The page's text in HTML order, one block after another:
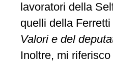
lavoratori della
quelli della
Valori e del
Inoltre, mi